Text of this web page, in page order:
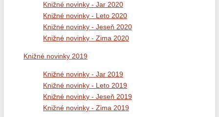
Knižné novinky - Jar 2020
Knižné novinky - Leto 2020
Knižné novinky - Jeseň 2020
Knižné novinky - Zima 2020
Knižné novinky 2019
Knižné novinky - Jar 2019
Knižné novinky - Leto 2019
Knižné novinky - Jeseň 2019
Knižné novinky - Zima 2019